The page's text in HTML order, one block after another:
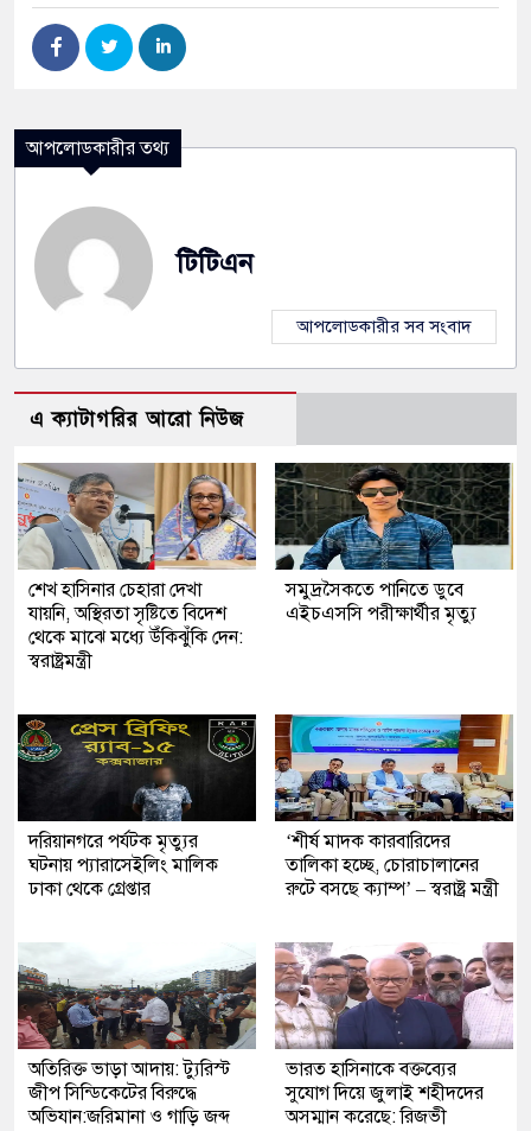
আপলোডকারীর তথ্য
টিটিএন
আপলোডকারীর সব সংবাদ
এ ক্যাটাগরির আরো নিউজ
শেখ হাসিনার চেহারা দেখা
যায়নি, অস্থিরতা সৃষ্টিতে বিদেশ
থেকে মাঝে মধ্যে উঁকিঝুঁকি দেন:
স্বরাষ্ট্রমন্ত্রী
সমুদ্রসৈকতে পানিতে ডুবে
এইচএসসি পরীক্ষার্থীর মৃত্যু
দরিয়ানগরে পর্যটক মৃত্যুর
ঘটনায় প্যারাসেইলিং মালিক
ঢাকা থেকে গ্রেপ্তার
‘শীর্ষ মাদক কারবারিদের
তালিকা হচ্ছে, চোরাচালানের
রুটে বসছে ক্যাম্প’ – স্বরাষ্ট্র মন্ত্রী
অতিরিক্ত ভাড়া আদায়: ট্যুরিস্ট
জীপ সিন্ডিকেটের বিরুদ্ধে
অভিযান:জরিমানা ও গাড়ি জব্দ
ভারত হাসিনাকে বক্তব্যের
সুযোগ দিয়ে জুলাই শহীদদের
অসম্মান করেছে: রিজভী